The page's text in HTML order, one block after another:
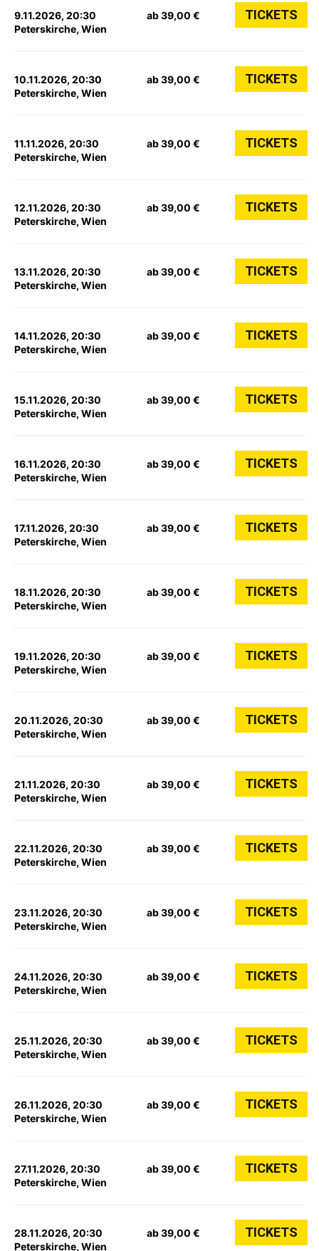
9.11.2026, 20:30
Peterskirche, Wien
ab 39,00 € TICKETS
10.11.2026, 20:30
Peterskirche, Wien
ab 39,00 € TICKETS
11.11.2026, 20:30
Peterskirche, Wien
ab 39,00 € TICKETS
12.11.2026, 20:30
Peterskirche, Wien
ab 39,00 € TICKETS
13.11.2026, 20:30
Peterskirche, Wien
ab 39,00 € TICKETS
14.11.2026, 20:30
Peterskirche, Wien
ab 39,00 € TICKETS
15.11.2026, 20:30
Peterskirche, Wien
ab 39,00 € TICKETS
16.11.2026, 20:30
Peterskirche, Wien
ab 39,00 € TICKETS
17.11.2026, 20:30
Peterskirche, Wien
ab 39,00 € TICKETS
18.11.2026, 20:30
Peterskirche, Wien
ab 39,00 € TICKETS
19.11.2026, 20:30
Peterskirche, Wien
ab 39,00 € TICKETS
20.11.2026, 20:30
Peterskirche, Wien
ab 39,00 € TICKETS
21.11.2026, 20:30
Peterskirche, Wien
ab 39,00 € TICKETS
22.11.2026, 20:30
Peterskirche, Wien
ab 39,00 € TICKETS
23.11.2026, 20:30
Peterskirche, Wien
ab 39,00 € TICKETS
24.11.2026, 20:30
Peterskirche, Wien
ab 39,00 € TICKETS
25.11.2026, 20:30
Peterskirche, Wien
ab 39,00 € TICKETS
26.11.2026, 20:30
Peterskirche, Wien
ab 39,00 € TICKETS
27.11.2026, 20:30
Peterskirche, Wien
ab 39,00 € TICKETS
28.11.2026, 20:30
Peterskirche, Wien
ab 39,00 € TICKETS